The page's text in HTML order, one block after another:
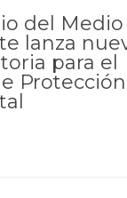
del Medio
lanza
para el
Protección